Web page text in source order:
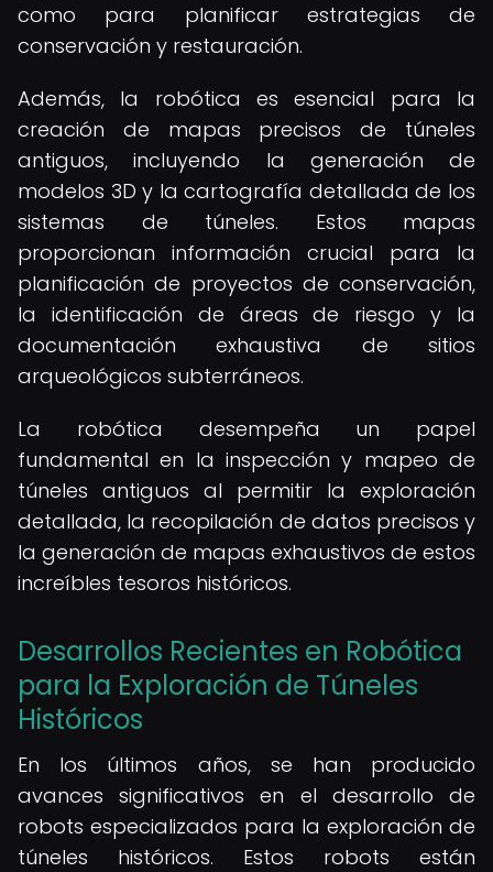
como para planificar estrategias de
conservación y restauración.
Además, la robótica es esencial para la
creación de mapas precisos de túneles
antiguos, incluyendo la generación de
modelos 3D y la cartografía detallada de los
sistemas de túneles. Estos mapas
proporcionan información crucial para la
planificación de proyectos de conservación,
la identificación de áreas de riesgo y la
documentación exhaustiva de sitios
arqueológicos subterráneos.
La robótica desempeña un papel
fundamental en la inspección y mapeo de
túneles antiguos al permitir la exploración
detallada, la recopilación de datos precisos y
la generación de mapas exhaustivos de estos
increíbles tesoros históricos.
Desarrollos Recientes en Robótica
para la Exploración de Túneles
Históricos
En los últimos años, se han producido
avances significativos en el desarrollo de
robots especializados para la exploración de
túneles históricos. Estos robots están